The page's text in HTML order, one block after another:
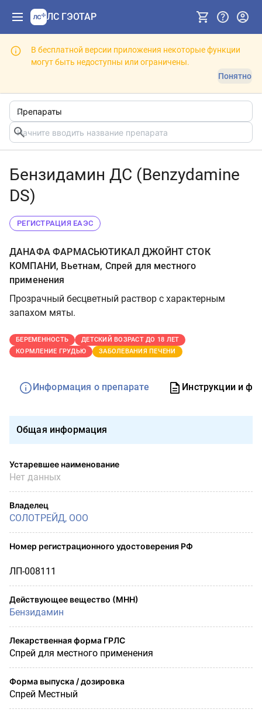
ЛС ГЭОТАР
В бесплатной версии приложения некоторые функции
могут быть недоступны или ограничены.
Понятно
Бензидамин ДС (Benzydamine
DS)
РЕГИСТРАЦИЯ ЕАЭС
ДАНАФА ФАРМАСЬЮТИКАЛ ДЖОЙНТ СТОК
КОМПАНИ, Вьетнам, Спрей для местного
применения
Прозрачный бесцветный раствор с характерным
запахом мяты.
БЕРЕМЕННОСТЬ
ДЕТСКИЙ ВОЗРАСТ ДО 18 ЛЕТ
КОРМЛЕНИЕ ГРУДЬЮ
ЗАБОЛЕВАНИЯ ПЕЧЕНИ
Информация о препарате Инструкции и
Общая информация
Устаревшее наименование
Нет данных
Владелец
СОЛОТРЕЙД, ООО
Номер регистрационного удостоверения РФ
ЛП-008111
Действующее вещество (МНН)
Бензидамин
Лекарственная форма ГРЛС
Спрей для местного применения
Форма выпуска / дозировка
Спрей Местный